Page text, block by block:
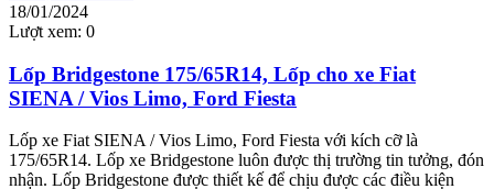
18/01/2024
Lượt xem: 0
Lốp Bridgestone 175/65R14, Lốp cho xe Fiat
SIENA / Vios Limo, Ford Fiesta
Lốp xe Fiat SIENA / Vios Limo, Ford Fiesta với kích cỡ là
175/65R14. Lốp xe Bridgestone luôn được thị trường tin tưởng, đón
nhận. Lốp Bridgestone được thiết kế để chịu được các điều kiện